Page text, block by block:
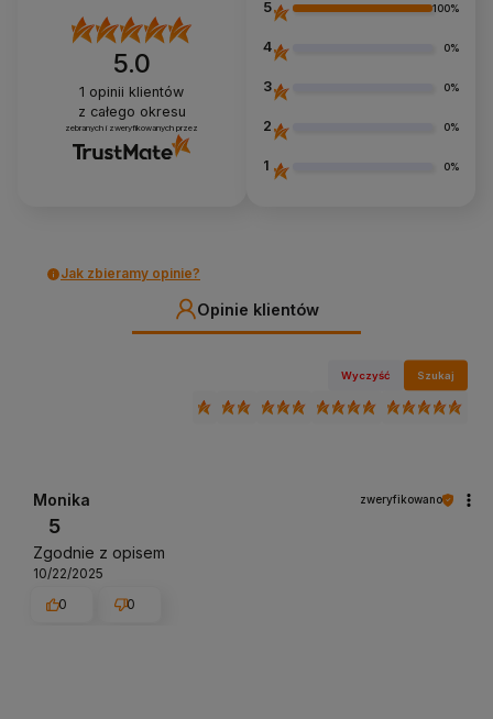
5.0
1 opinii klientów
z całego okresu
zebranych i zweryfikowanych przez
5 100%
4 0%
3 0%
2 0%
1 0%
Jak zbieramy opinie?
Opinie klientów
Wyczyść Szukaj
Monika zweryfikowano
5
Zgodnie z opisem
10/22/2025
0
0